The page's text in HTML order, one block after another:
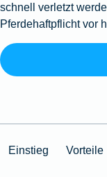
schnell verletzt
Pferdehaftpflicht vor
Einstieg Vorteile